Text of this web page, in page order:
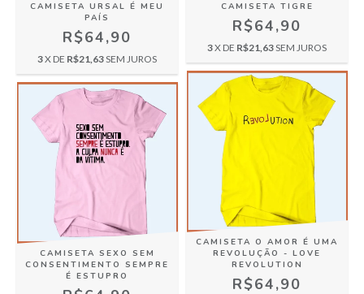
CAMISETA URSAL É MEU
PAÍS
R$64,90
3X DE R$21,63SEM JUROS
CAMISETA TIGRE
R$64,90
3X DE R$21,63SEM JUROS
CAMISETA SEXO SEM
CONSENTIMENTO SEMPRE
É ESTUPRO
CAMISETA O AMOR É UMA
REVOLUÇÃO - LOVE
REVOLUTION
R$64,90